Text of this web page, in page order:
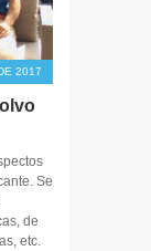
2017
Se
de
etc.